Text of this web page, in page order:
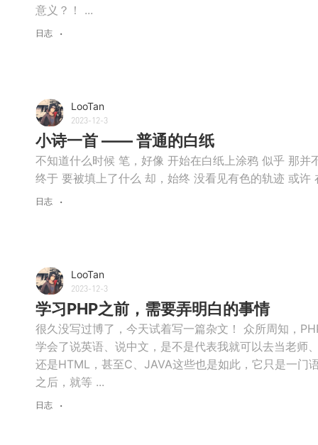
意义？！ ...
日志
LooTan
2023-12-3
小诗一首 —— 普通的白纸
不知道什么时候 笔，好像 开始在白纸上涂鸦 似乎 那
终于 要被填上了什么 却，始终 没看见有色的轨迹 或许
日志
LooTan
2023-12-3
学习PHP之前，需要弄明白的事情
很久没写过博了，今天试着写一篇杂文！ 众所周知，
学会了说英语、说中文，是不是代表我就可以去当老师
还是HTML，甚至C、JAVA这些也是如此，它只是一门
之后，就等 ...
日志